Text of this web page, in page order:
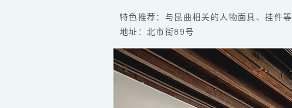
特色推荐：与昆曲相关的人物面具、挂件等
地址：北市街89号